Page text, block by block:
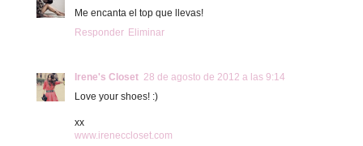
Me encanta el top que llevas!
Responder Eliminar
Irene's Closet 28 de agosto de 2012 a las 9:14
Love your shoes! :)
xx
www.ireneccloset.com